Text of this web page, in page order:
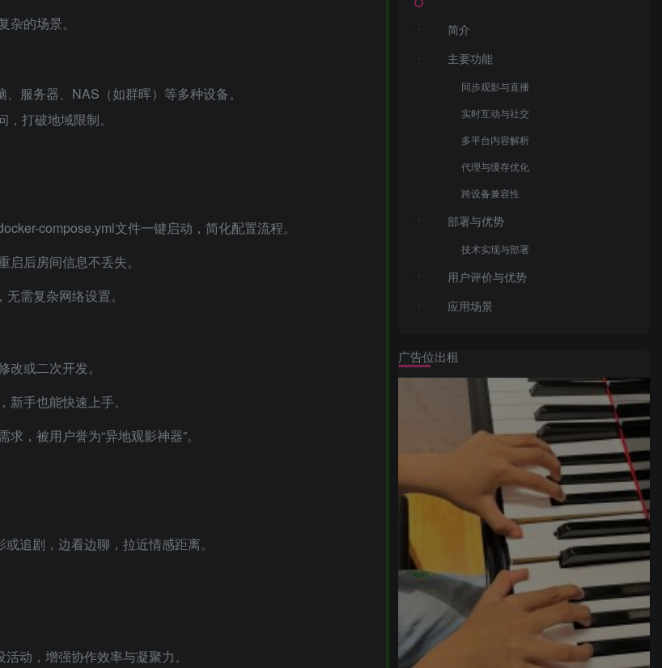
的场景。
服务器、NAS（如群晖）等多种设备。
打破地域限制。
compose.yml文件一键启动，简化配置流程。
后房间信息不丢失。
需复杂网络设置。
或二次开发。
手也能快速上手。
，被用户誉为“异地观影神器”。
追剧，边看边聊，拉近情感距离。
动，增强协作效率与凝聚力。
简介
主要功能
同步观影与直播
实时互动与社交
多平台内容解析
代理与缓存优化
跨设备兼容性
部署与优势
技术实现与部署
用户评价与优势
应用场景
教育资源共享
GitHub地址
一键安装
安装Docker
拉取镜像
启动服务
广告位出租